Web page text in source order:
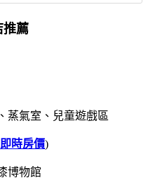
推薦
蒸氣室、兒童遊戲區
即時房價)
博物館